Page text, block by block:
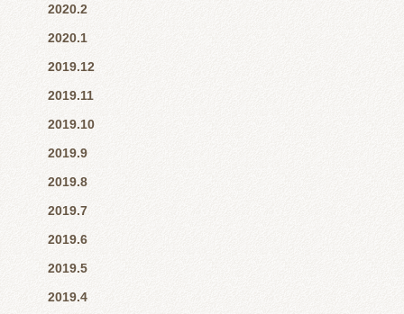
2020.2
2020.1
2019.12
2019.11
2019.10
2019.9
2019.8
2019.7
2019.6
2019.5
2019.4